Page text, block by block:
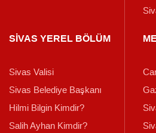
SİVAS YEREL BÖLÜM
Sivas Valisi
Sivas Belediye Başkanı
Hilmi Bilgin Kimdir?
Salih Ayhan Kimdir?